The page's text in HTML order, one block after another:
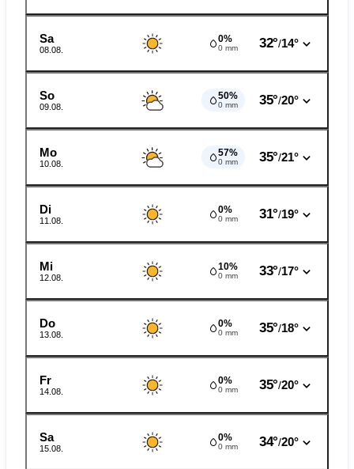
Sa
08.08.
0%
0 mm 32°/14°
So
09.08.
50%
0 mm 35°/20°
Mo
10.08.
57%
0 mm 35°/21°
Di
11.08.
0%
0 mm 31°/19°
Mi
12.08.
10%
0 mm 33°/17°
Do
13.08.
0%
0 mm 35°/18°
Fr
14.08.
0%
0 mm 35°/20°
Sa
15.08.
0%
0 mm 34°/20°